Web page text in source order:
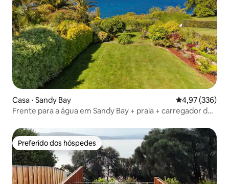
Casa ⋅ Sandy Bay 4,97 de uma
4,97 (336)
Frente para a água em Sandy Bay + praia + carregador de
Preferido dos hóspedes
Preferido dos hóspedes